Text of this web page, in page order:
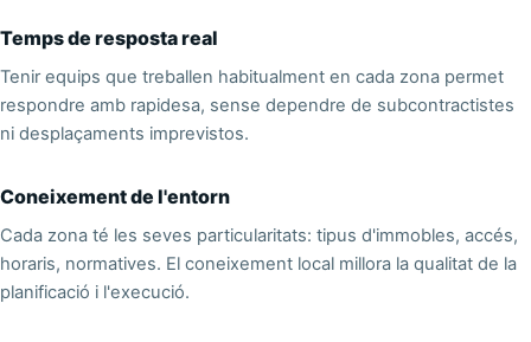
Temps de resposta real
Tenir equips que treballen habitualment en cada zona permet
respondre amb rapidesa, sense dependre de subcontractistes
ni desplaçaments imprevistos.
Coneixement de l'entorn
Cada zona té les seves particularitats: tipus d'immobles, accés,
horaris, normatives. El coneixement local millora la qualitat de la
planificació i l'execució.